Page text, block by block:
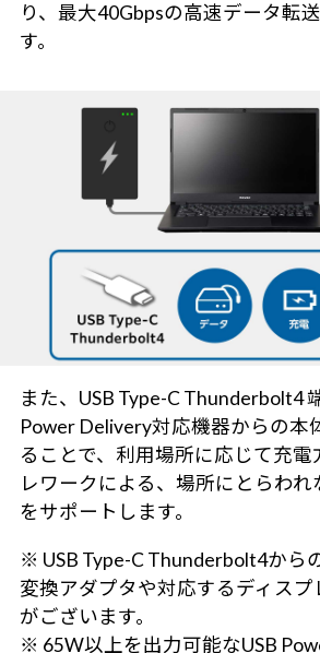
り、最大40Gbpsの高速データ転
す。
また、USB Type-C Thunderbolt4
Power Delivery対応機器からの本
ることで、利用場所に応じて充電
レワークによる、場所にとらわ
をサポートします。
※ USB Type-C Thunderbolt4から
変換アダプタや対応するディス
がございます。
※ 65W以上を出力可能なUSB